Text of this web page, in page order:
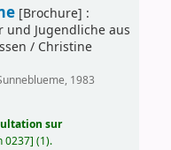
[Brochure] :
Jugendliche aus
/ Christine
1983
sur
0237] (1).